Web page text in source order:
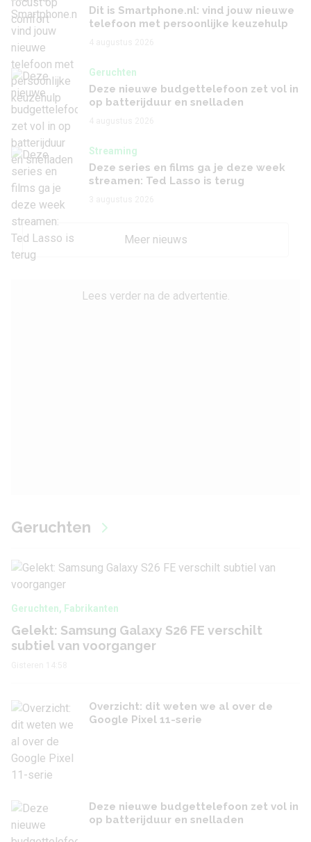
Dit is Smartphone.nl: vind jouw nieuwe
telefoon met persoonlijke keuzehulp
Geruchten
Deze nieuwe budgettelefoon zet vol in
op batterijduur en snelladen
Streaming
Deze series en films ga je deze week
streamen: Ted Lasso is terug
Meer nieuws
Lees verder na de advertentie.
Geruchten
Geruchten, Fabrikanten
Gelekt: Samsung Galaxy S26 FE verschilt
subtiel van voorganger
Overzicht: dit weten we al over de
Google Pixel 11-serie
Deze nieuwe budgettelefoon zet vol in
op batterijduur en snelladen